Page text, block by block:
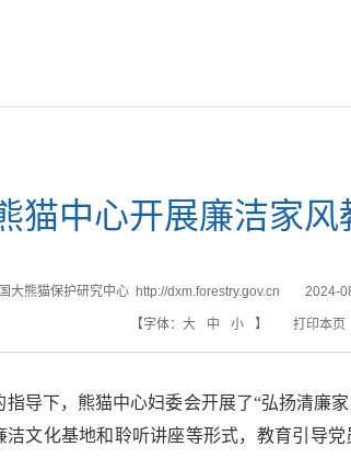
猫中心开展廉洁家风
大熊猫保护研究中心 http://dxm.forestry.gov.cn 2024-
【字体： 大 中 小 】 打印本页
导下，熊猫中心妇委会开展了“弘扬清廉
洁文化基地和聆听讲座等形式，教育引导